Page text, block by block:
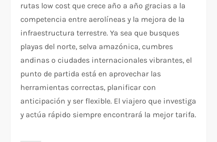
rutas low cost que crece año a año gracias a la
competencia entre aerolíneas y la mejora de la
infraestructura terrestre. Ya sea que busques
playas del norte, selva amazónica, cumbres
andinas o ciudades internacionales vibrantes, el
punto de partida está en aprovechar las
herramientas correctas, planificar con
anticipación y ser flexible. El viajero que investiga
y actúa rápido siempre encontrará la mejor tarifa.